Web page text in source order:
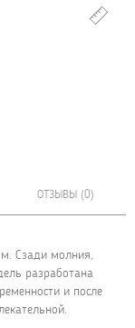
ОТЗЫВЫ (0)
Сзади молния,
разработана
и после